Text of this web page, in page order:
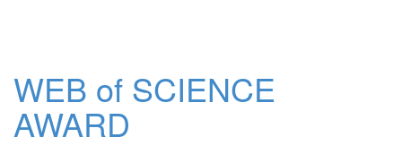
WEB of SCIENCE
AWARD